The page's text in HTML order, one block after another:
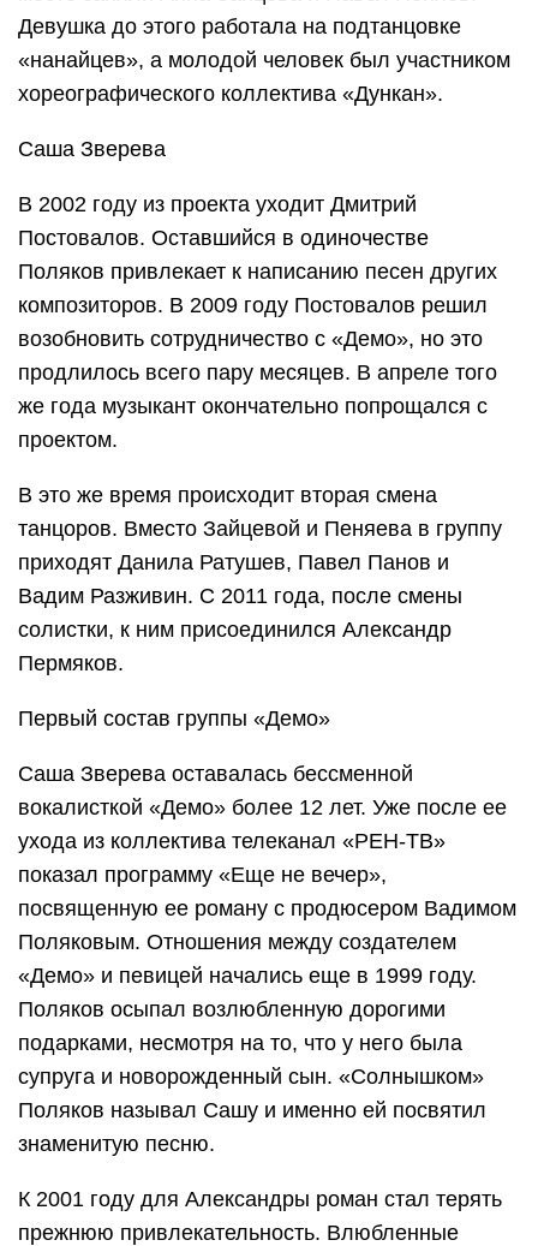
Девушка до этого работала на подтанцовке
«нанайцев», а молодой человек был участником
хореографического коллектива «Дункан».
Саша Зверева
В 2002 году из проекта уходит Дмитрий
Постовалов. Оставшийся в одиночестве
Поляков привлекает к написанию песен других
композиторов. В 2009 году Постовалов решил
возобновить сотрудничество с «Демо», но это
продлилось всего пару месяцев. В апреле того
же года музыкант окончательно попрощался с
проектом.
В это же время происходит вторая смена
танцоров. Вместо Зайцевой и Пеняева в группу
приходят Данила Ратушев, Павел Панов и
Вадим Разживин. С 2011 года, после смены
солистки, к ним присоединился Александр
Пермяков.
Первый состав группы «Демо»
Саша Зверева оставалась бессменной
вокалисткой «Демо» более 12 лет. Уже после ее
ухода из коллектива телеканал «РЕН-ТВ»
показал программу «Еще не вечер»,
посвященную ее роману с продюсером Вадимом
Поляковым. Отношения между создателем
«Демо» и певицей начались еще в 1999 году.
Поляков осыпал возлюбленную дорогими
подарками, несмотря на то, что у него была
супруга и новорожденный сын. «Солнышком»
Поляков называл Сашу и именно ей посвятил
знаменитую песню.
К 2001 году для Александры роман стал терять
прежнюю привлекательность. Влюбленные